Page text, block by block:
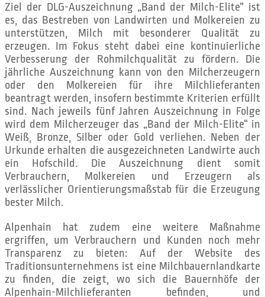
Ziel der DLG-Auszeichnung „Band der Milch-Elite“ ist
es, das Bestreben von Landwirten und Molkereien zu
unterstützen, Milch mit besonderer Qualität zu
erzeugen. Im Fokus steht dabei eine kontinuierliche
Verbesserung der Rohmilchqualität zu fördern. Die
jährliche Auszeichnung kann von den Milcherzeugern
oder den Molkereien für ihre Milchlieferanten
beantragt werden, insofern bestimmte Kriterien erfüllt
sind. Nach jeweils fünf Jahren Auszeichnung in Folge
wird dem Milcherzeuger das „Band der Milch-Elite“ in
Weiß, Bronze, Silber oder Gold verliehen. Neben der
Urkunde erhalten die ausgezeichneten Landwirte auch
ein Hofschild. Die Auszeichnung dient somit
Verbrauchern, Molkereien und Erzeugern als
verlässlicher Orientierungsmaßstab für die Erzeugung
bester Milch.
Alpenhain hat zudem eine weitere Maßnahme
ergriffen, um Verbrauchern und Kunden noch mehr
Transparenz zu bieten: Auf der Website des
Traditionsunternehmens ist eine Milchbauernlandkarte
zu finden, die zeigt, wo sich die Bauernhöfe der
Alpenhain-Milchlieferanten befinden, und